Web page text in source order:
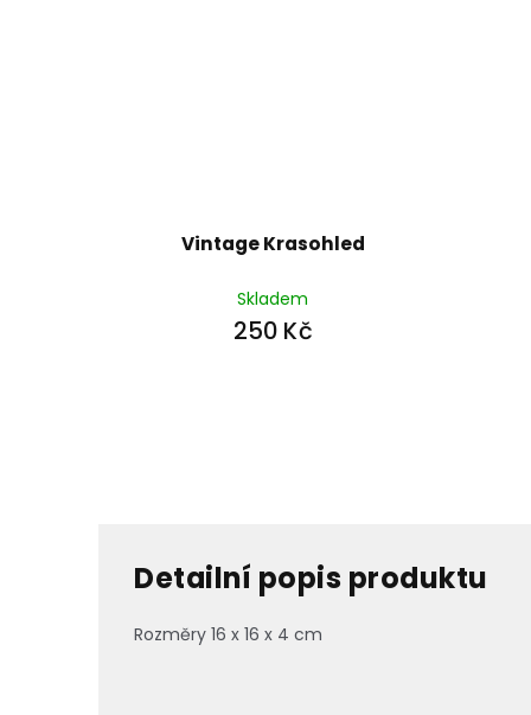
Vintage Krasohled
Skladem
250 Kč
Detailní popis produktu
Rozměry 16 x 16 x 4 cm